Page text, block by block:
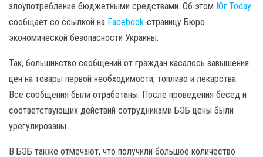
злоупотребление бюджетными средствами. Об этом Юг.Today
сообщает со ссылкой на Facebook-страницу Бюро
экономической безопасности Украины.
Так, большинство сообщений от граждан касалось завышения
цен на товары первой необходимости, топливо и лекарства.
Все сообщения были отработаны. После проведения бесед и
соответствующих действий сотрудниками БЭБ цены были
урегулированы.
В БЭБ также отмечают, что получили большое количество